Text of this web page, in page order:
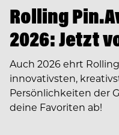
Rolling
2026: Jetzt
Auch 2026 ehrt
innovativsten,
Persönlichkeiten der
deine Favoriten ab!